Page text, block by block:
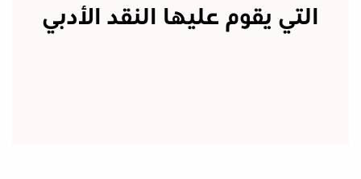
التي يقوم عليها النقد الأدبي